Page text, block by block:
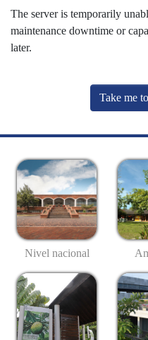
The server is temporarily
maintenance downtime or
later.
Take me
Nivel nacional